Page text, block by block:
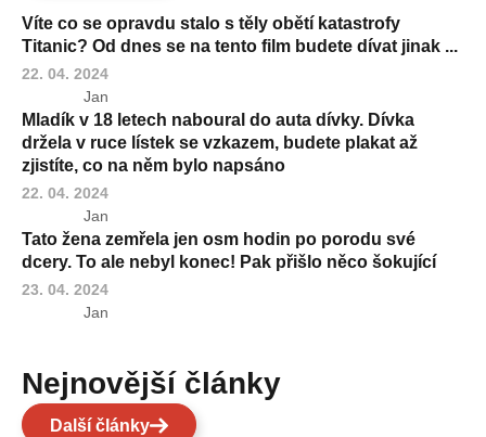
Víte co se opravdu stalo s těly obětí katastrofy
Titanic? Od dnes se na tento film budete dívat jinak ...
22. 04. 2024
Jan
Mladík v 18 letech naboural do auta dívky. Dívka
držela v ruce lístek se vzkazem, budete plakat až
zjistíte, co na něm bylo napsáno
22. 04. 2024
Jan
Tato žena zemřela jen osm hodin po porodu své
dcery. To ale nebyl konec! Pak přišlo něco šokující
23. 04. 2024
Jan
Nejnovější články
Další články